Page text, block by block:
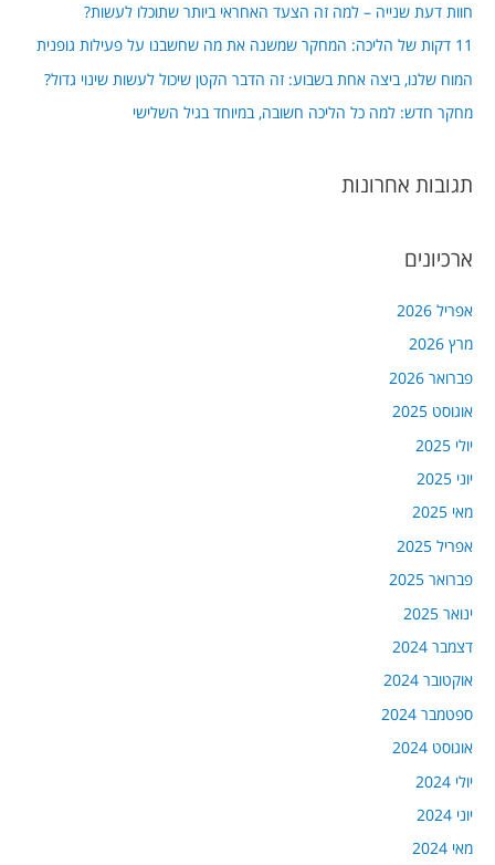
o
r
:
חוות דעת שנייה – למה זה הצעד האחראי ביותר שתוכלו לעשות?
11 דקות של הליכה: המחקר שמשנה את מה שחשבנו על פעילות גופנית
המוח שלנו, ביצה אחת בשבוע: זה הדבר הקטן שיכול לעשות שינוי גדול?
מחקר חדש: למה כל הליכה חשובה, במיוחד בגיל השלישי
תגובות אחרונות
ארכיונים
אפריל 2026
מרץ 2026
פברואר 2026
אוגוסט 2025
יולי 2025
יוני 2025
מאי 2025
אפריל 2025
פברואר 2025
ינואר 2025
דצמבר 2024
אוקטובר 2024
ספטמבר 2024
אוגוסט 2024
יולי 2024
יוני 2024
מאי 2024